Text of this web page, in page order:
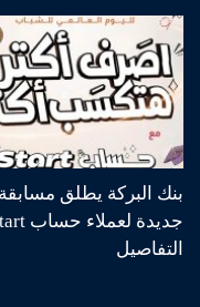
بنك البركة يطلق مسابقة
التفاصيل